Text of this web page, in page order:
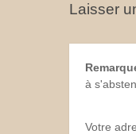
Laisser
à
Votre